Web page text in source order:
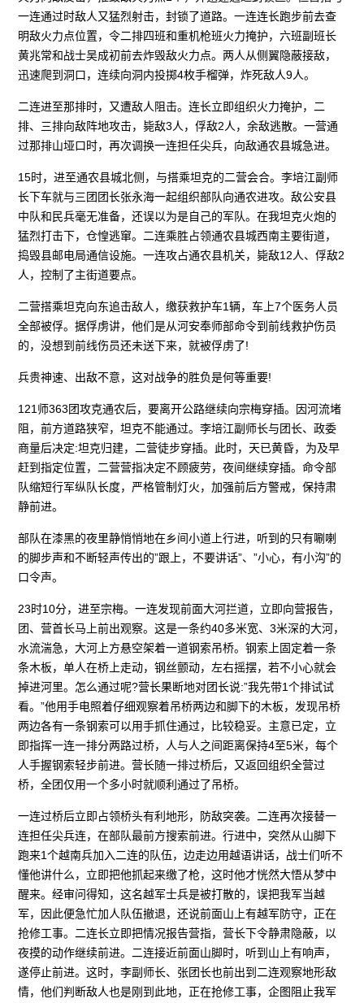
一连通过时敌人又猛烈射击，封锁了道路。一连连长跑步前去查
明敌火力点位置，令二排四班和重机枪班火力掩护，六班副班长
黄兆常和战士吴成初前去炸毁敌火力点。两人从侧翼隐蔽接敌，
迅速爬到洞口，连续向洞内投掷4枚手榴弹，炸死敌人9人。
二连进至那排时，又遭敌人阻击。连长立即组织火力掩护，二
排、三排向敌阵地攻击，毙敌3人，俘敌2人，余敌逃散。一营通
过那排山垭口时，再次调换一连担任尖兵，向敌通农县城急进。
15时，进至通农县城北侧，与搭乘坦克的二营会合。李培江副师
长下车就与三团团长张永海一起组织部队向通农进攻。敌公安县
中队和民兵毫无准备，还误以为是自己的军队。在我坦克火炮的
猛烈打击下，仓惶逃窜。二连乘胜占领通农县城西南主要街道，
捣毁县邮电局通信设施。一连攻占通农县机关，毙敌12人、俘敌2
人，控制了主街道要点。
二营搭乘坦克向东追击敌人，缴获救护车1辆，车上7个医务人员
全部被俘。据俘虏讲，他们是从河安奉师部命令到前线救护伤员
的，没想到前线伤员还未送下来，就被俘虏了!
兵贵神速、出敌不意，这对战争的胜负是何等重要!
121师363团攻克通农后，要离开公路继续向宗梅穿插。因河流堵
阻，前方道路狭窄，坦克不能通过。李培江副师长与团长、政委
商量后决定:坦克归建，二营徒步穿插。此时，天已黄昏，为及早
赶到指定位置，二营营指决定不顾疲劳，夜间继续穿插。命令部
队缩短行军纵队长度，严格管制灯火，加强前后方警戒，保持肃
静前进。
部队在漆黑的夜里静悄悄地在乡间小道上行进，听到的只有唰喇
的脚步声和不断轻声传出的”跟上，不要讲话”、”小心，有小沟”的
口令声。
23时10分，进至宗梅。一连发现前面大河拦道，立即向营报告，
团、营首长马上前出观察。这是一条约40多米宽、3米深的大河，
水流湍急，大河上方悬空架着一道钢索吊桥。钢索上固定着一条
条木板，单人在桥上走动，钢丝颤动，左右摇摆，若不小心就会
掉进河里。怎么通过呢?营长果断地对团长说:”我先带1个排试试
看。”他用手电照着仔细观察着吊桥两边和脚下的木板，发现吊桥
两边各有一条钢索可以用手抓住通过，比较稳妥。主意已定，立
即指挥一连一排分两路过桥，人与人之间距离保持4至5米，每个
人手握钢索轻步前进。营长随一排过桥后，又返回组织全营过
桥，全团仅用一个多小时就顺利通过了吊桥。
一连过桥后立即占领桥头有利地形，防敌突袭。二连再次接替一
连担任尖兵连，在部队最前方搜索前进。行进中，突然从山脚下
跑来1个越南兵加入二连的队伍，边走边用越语讲话，战士们听不
懂他讲什么，立即把他抓起来缴了枪，这时他才恍然大悟从梦中
醒来。经审问得知，这名越军士兵是被打散的，误把我军当越
军，因此便急忙加人队伍撤退，还说前面山上有越军防守，正在
抢修工事。二连长立即把情况报告营指，营长下令静肃隐蔽，以
夜摸的动作继续前进。二连接近前面山脚时，听到山上有响声，
遂停止前进。这时，李副师长、张团长也前出到二连观察地形敌
情，他们判断敌人也是刚到此地，正在抢修工事，企图阻止我军